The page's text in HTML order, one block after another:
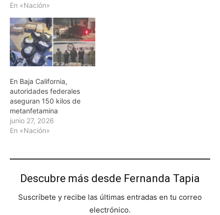
En «Nación»
En Baja California,
autoridades federales
aseguran 150 kilos de
metanfetamina
junio 27, 2026
En «Nación»
Descubre más desde Fernanda Tapia
Suscríbete y recibe las últimas entradas en tu correo
electrónico.